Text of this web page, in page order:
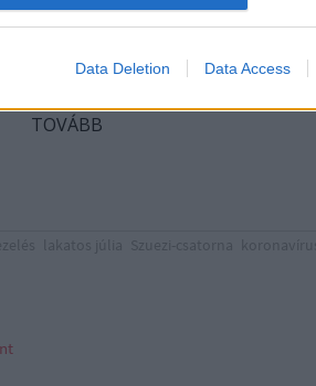
Data Deletion Data Access
TOVÁBB